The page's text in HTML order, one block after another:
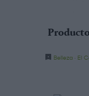
Belleza· El